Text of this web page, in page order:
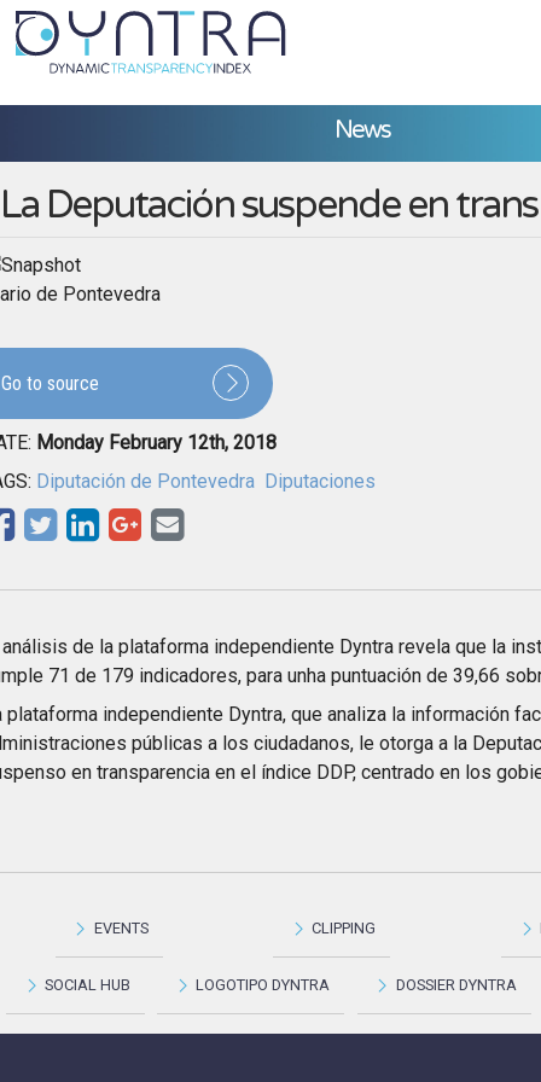
News
EVENTS CLIPPING
SOCIAL HUB LOGOTIPO DYNTRA DOSSIER DYNTRA
La Deputación suspende en
de Pontevedra
Go to source
Monday February 12th, 2018
Diputación de Pontevedra Diputaciones
análisis de la plataforma independiente Dyntra revela que la
71 de 179 indicadores, para unha puntuación de 39,66
plataforma independiente Dyntra, que analiza la información
públicas a los ciudadanos, le otorga a la
en transparencia en el índice DDP, centrado en los